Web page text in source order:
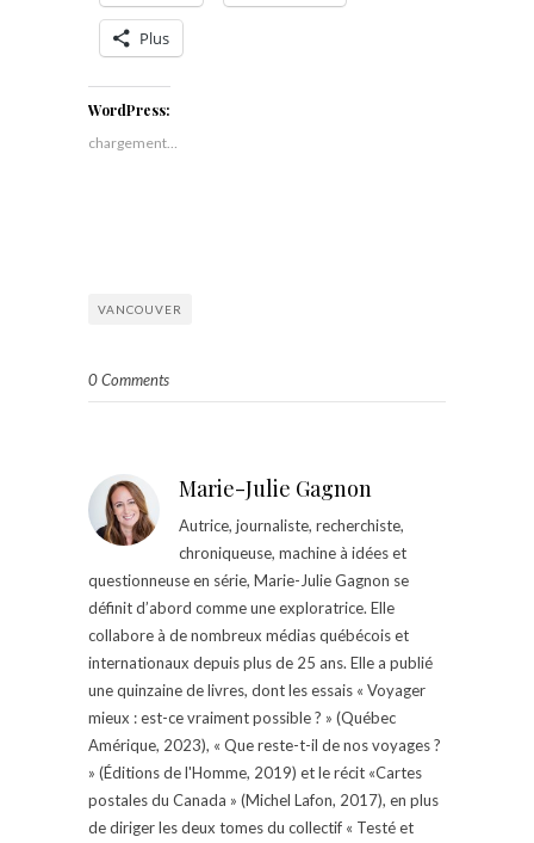
Plus
WordPress:
chargement…
VANCOUVER
0 Comments
Marie-Julie Gagnon
Autrice, journaliste, recherchiste,
chroniqueuse, machine à idées et
questionneuse en série, Marie-Julie Gagnon se
définit d’abord comme une exploratrice. Elle
collabore à de nombreux médias québécois et
internationaux depuis plus de 25 ans. Elle a publié
une quinzaine de livres, dont les essais « Voyager
mieux : est-ce vraiment possible ? » (Québec
Amérique, 2023), « Que reste-t-il de nos voyages ?
» (Éditions de l'Homme, 2019) et le récit «Cartes
postales du Canada » (Michel Lafon, 2017), en plus
de diriger les deux tomes du collectif « Testé et